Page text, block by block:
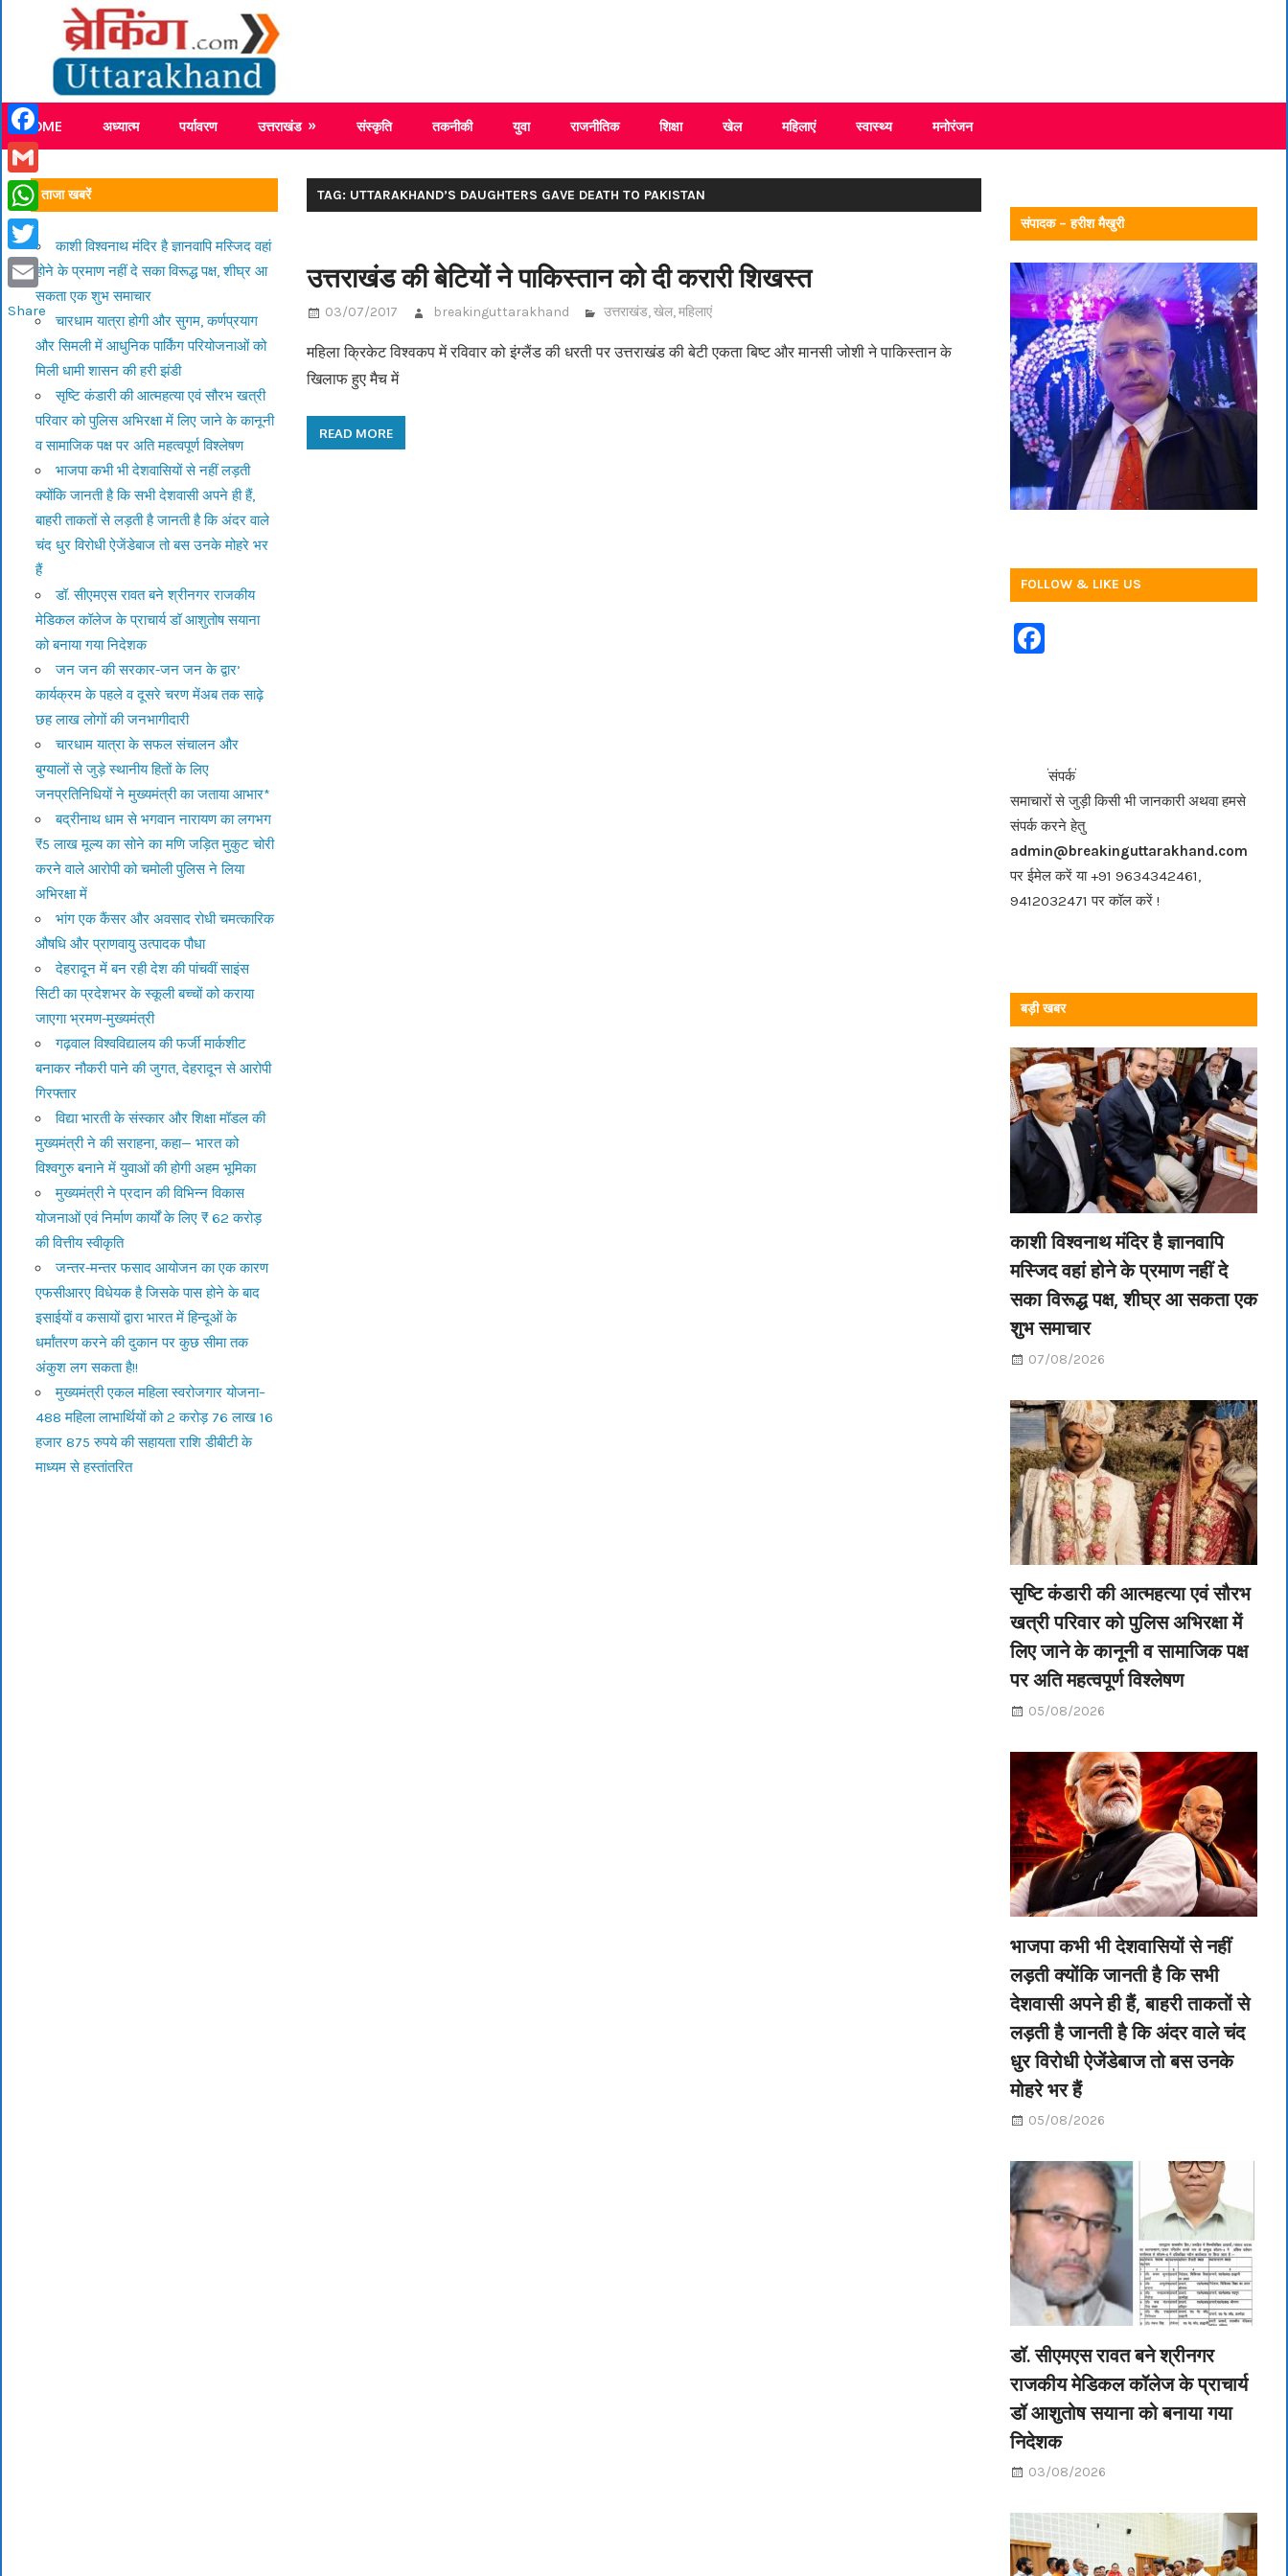
content
Breaking News Uttarakhand
HOME अध्यात्म पर्यावरण उत्तराखंड संस्कृति तकनीकी युवा राजनीतिक शिक्षा खेल महिलाएं स्वास्थ्य मनोरंजन
TAG: UTTARAKHAND’S DAUGHTERS GAVE DEATH TO PAKISTAN
उत्तराखंड की बेटियों ने पाकिस्तान को दी करारी शिखस्त
03/07/2017 breakinguttarakhand उत्तराखंड,खेल,महिलाएं
महिला क्रिकेट विश्वकप में रविवार को इंग्लैंड की धरती पर उत्तराखंड की बेटी एकता बिष्ट और मानसी जोशी ने पाकिस्तान के
खिलाफ हुए मैच में
READ MORE
ताजा खबरें
काशी विश्वनाथ मंदिर है ज्ञानवापि मस्जिद वहां
होने के प्रमाण नहीं दे सका विरूद्ध पक्ष, शीघ्र आ
सकता एक शुभ समाचार
चारधाम यात्रा होगी और सुगम, कर्णप्रयाग
और सिमली में आधुनिक पार्किंग परियोजनाओं को
मिली धामी शासन की हरी झंडी
सृष्टि कंडारी की आत्महत्या एवं सौरभ खत्री
परिवार को पुलिस अभिरक्षा में लिए जाने के कानूनी
व सामाजिक पक्ष पर अति महत्वपूर्ण विश्लेषण
भाजपा कभी भी देशवासियों से नहीं लड़ती
क्योंकि जानती है कि सभी देशवासी अपने ही हैं,
बाहरी ताकतों से लड़ती है जानती है कि अंदर वाले
चंद धुर विरोधी ऐजेंडेबाज तो बस उनके मोहरे भर
हैं
डॉ. सीएमएस रावत बने श्रीनगर राजकीय
मेडिकल कॉलेज के प्राचार्य डॉ आशुतोष सयाना
को बनाया गया निदेशक
जन जन की सरकार-जन जन के द्वार’
कार्यक्रम के पहले व दूसरे चरण मेंअब तक साढ़े
छह लाख लोगों की जनभागीदारी
चारधाम यात्रा के सफल संचालन और
बुग्यालों से जुड़े स्थानीय हितों के लिए
जनप्रतिनिधियों ने मुख्यमंत्री का जताया आभार*
बद्रीनाथ धाम से भगवान नारायण का लगभग
₹5 लाख मूल्य का सोने का मणि जड़ित मुकुट चोरी
करने वाले आरोपी को चमोली पुलिस ने लिया
अभिरक्षा में
भांग एक कैंसर और अवसाद रोधी चमत्कारिक
औषधि और प्राणवायु उत्पादक पौधा
देहरादून में बन रही देश की पांचवीं साइंस
सिटी का प्रदेशभर के स्कूली बच्चों को कराया
जाएगा भ्रमण-मुख्यमंत्री
गढ़वाल विश्वविद्यालय की फर्जी मार्कशीट
बनाकर नौकरी पाने की जुगत, देहरादून से आरोपी
गिरफ्तार
विद्या भारती के संस्कार और शिक्षा मॉडल की
मुख्यमंत्री ने की सराहना, कहा— भारत को
विश्वगुरु बनाने में युवाओं की होगी अहम भूमिका
मुख्यमंत्री ने प्रदान की विभिन्न विकास
योजनाओं एवं निर्माण कार्यों के लिए ₹ 62 करोड़
की वित्तीय स्वीकृति
जन्तर-मन्तर फसाद आयोजन का एक कारण
एफसीआरए विधेयक है जिसके पास होने के बाद
इसाईयों व कसायों द्वारा भारत में हिन्दूओं के
धर्मांतरण करने की दुकान पर कुछ सीमा तक
अंकुश लग सकता है!!
मुख्यमंत्री एकल महिला स्वरोजगार योजना–
488 महिला लाभार्थियों को 2 करोड़ 76 लाख 16
हजार 875 रुपये की सहायता राशि डीबीटी के
माध्यम से हस्तांतरित
संपादक – हरीश मैखुरी
FOLLOW & LIKE US
F
b
o
o
k
संपर्क
समाचारों से जुड़ी किसी भी जानकारी अथवा हमसे
संपर्क करने हेतु
admin@breakinguttarakhand.com
पर ईमेल करें या +91 9634342461,
9412032471 पर कॉल करें !
बड़ी खबर
काशी विश्वनाथ मंदिर है ज्ञानवापि
मस्जिद वहां होने के प्रमाण नहीं दे
सका विरूद्ध पक्ष, शीघ्र आ सकता एक
शुभ समाचार
07/08/2026
सृष्टि कंडारी की आत्महत्या एवं सौरभ
खत्री परिवार को पुलिस अभिरक्षा में
लिए जाने के कानूनी व सामाजिक पक्ष
पर अति महत्वपूर्ण विश्लेषण
05/08/2026
भाजपा कभी भी देशवासियों से नहीं
लड़ती क्योंकि जानती है कि सभी
देशवासी अपने ही हैं, बाहरी ताकतों से
लड़ती है जानती है कि अंदर वाले चंद
धुर विरोधी ऐजेंडेबाज तो बस उनके
मोहरे भर हैं
05/08/2026
डॉ. सीएमएस रावत बने श्रीनगर
राजकीय मेडिकल कॉलेज के प्राचार्य
डॉ आशुतोष सयाना को बनाया गया
निदेशक
03/08/2026
Facebook
Gmail
WhatsApp
Twitter
Email
Share